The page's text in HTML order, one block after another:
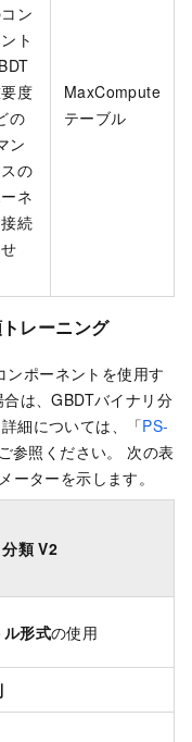
ン
ト
度
の
ン
の
ネ
続
MaxCompute
テーブル
レーニング
ポーネントを使用す
は、GBDTバイナリ分
細については、「PS-
参照ください。 次の表
ターを示します。
類 V2
ル形式の使用